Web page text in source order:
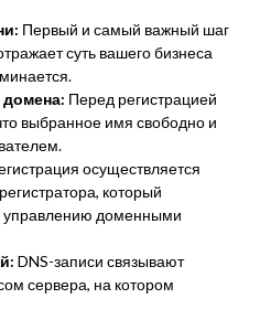
Первый и самый важный шаг
суть вашего бизнеса
домена: Перед регистрацией
выбранное имя свободно и
осуществляется
который
управлению доменными
DNS-записи связывают
сервера, на котором